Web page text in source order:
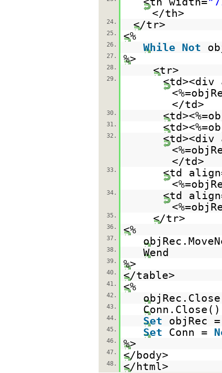
</th>
24. </tr>
25. <%
26. While Not
27. %>
28. <tr>
29.
<td><div
</td>
30.
31.
32.
<td><div
</td>
33.
<td
34.
<td
35. </tr>
36. <%
37.
38. Wend
39. %>
40. </table>
41. <%
42.
43. Conn.Close()
44. Set objRec
45. Set Conn =
46. %>
47. </body>
48. </html>